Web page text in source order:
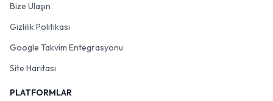
Bize Ulaşın
Gizlilik Politikası
Google Takvim Entegrasyonu
Site Haritası
PLATFORMLAR